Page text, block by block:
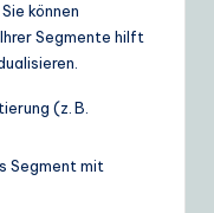
können
Segmente hilft
(z. B.
Segment mit